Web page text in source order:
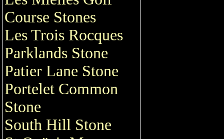
Course Stones
Les Trois Rocques
Parklands Stone
Patier Lane Stone
Portelet Common
Stone
South Hill Stone